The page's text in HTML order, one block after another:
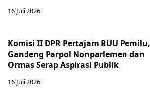
16 Juli 2026
Komisi II DPR Pertajam RUU Pemilu,
Gandeng Parpol Nonparlemen dan
Ormas Serap Aspirasi Publik
16 Juli 2026